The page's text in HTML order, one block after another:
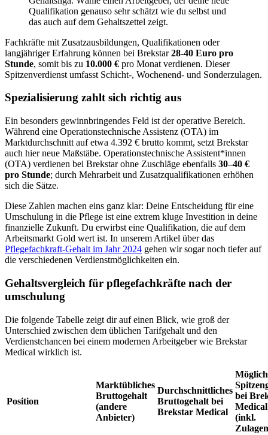
Qualifikation genauso sehr schätzt wie du selbst und
das auch auf dem Gehaltszettel zeigt.
Fachkräfte mit Zusatzausbildungen, Qualifikationen oder
langjähriger Erfahrung können bei Brekstar28-40 Euro pro
Stunde, somit bis zu 10.000 € pro Monat verdienen. Dieser
Spitzenverdienst umfasst Schicht-, Wochenend- und Sonderzulagen.
Spezialisierung zahlt sich richtig aus
Ein besonders gewinnbringendes Feld ist der operative Bereich.
Während eine Operationstechnische Assistenz (OTA) im
Marktdurchschnitt auf etwa 4.392 € brutto kommt, setzt Brekstar
auch hier neue Maßstäbe. Operationstechnische Assistent*innen
(OTA) verdienen bei Brekstar ohne Zuschläge ebenfalls 30–40 €
pro Stunde; durch Mehrarbeit und Zusatzqualifikationen erhöhen
sich die Sätze.
Diese Zahlen machen eins ganz klar: Deine Entscheidung für eine
Umschulung in die Pflege ist eine extrem kluge Investition in deine
finanzielle Zukunft. Du erwirbst eine Qualifikation, die auf dem
Arbeitsmarkt Gold wert ist. In unserem Artikel über das
Pflegefachkraft-Gehalt im Jahr 2024 gehen wir sogar noch tiefer auf
die verschiedenen Verdienstmöglichkeiten ein.
Gehaltsvergleich für pflegefachkräfte nach der
umschulung
Die folgende Tabelle zeigt dir auf einen Blick, wie groß der
Unterschied zwischen dem üblichen Tarifgehalt und den
Verdienstchancen bei einem modernen Arbeitgeber wie Brekstar
Medical wirklich ist.
Position
Marktübliches
Bruttogehalt
(andere
Anbieter)
Durchschnittliches
Bruttogehalt bei
Brekstar Medical
bei
Medical
(inkl.